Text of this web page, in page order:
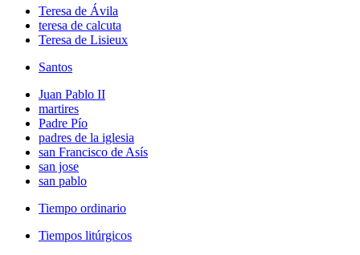
Teresa de Ávila
teresa de calcuta
Teresa de Lisieux
Santos
Juan Pablo II
martires
Padre Pío
padres de la iglesia
san Francisco de Asís
san jose
san pablo
Tiempo ordinario
Tiempos litúrgicos